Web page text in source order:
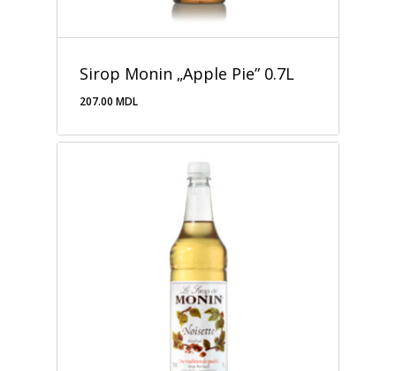
Sirop Monin „Apple Pie” 0.7L
207.00 MDL